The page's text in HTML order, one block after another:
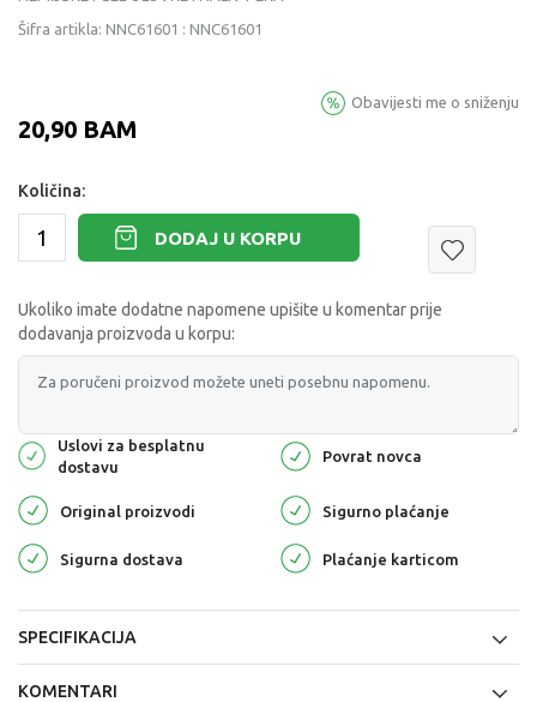
Šifra artikla: NNC61601 : NNC61601
20,90 BAM
Obavijesti me o sniženju
Količina:
DODAJ U KORPU
Ukoliko imate dodatne napomene upišite u komentar prije
dodavanja proizvoda u korpu:
Uslovi za besplatnu
dostavu
Povrat novca
Original proizvodi Sigurno plaćanje
Sigurna dostava Plaćanje karticom
SPECIFIKACIJA
KOMENTARI